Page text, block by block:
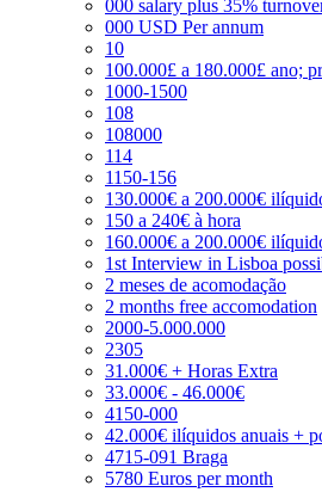
000 salary plus 35%
000 USD Per annum
10
100.000£ a 180.000£ ano;
1000-1500
108
108000
114
1150-156
130.000€ a 200.000€
150 a 240€ à hora
160.000€ a 200.000€
1st Interview in Lisboa
2 meses de acomodação
2 months free accomodation
2000-5.000.000
2305
31.000€ + Horas Extra
33.000€ - 46.000€
4150-000
42.000€ ilíquidos anuais +
4715-091 Braga
5780 Euros per month